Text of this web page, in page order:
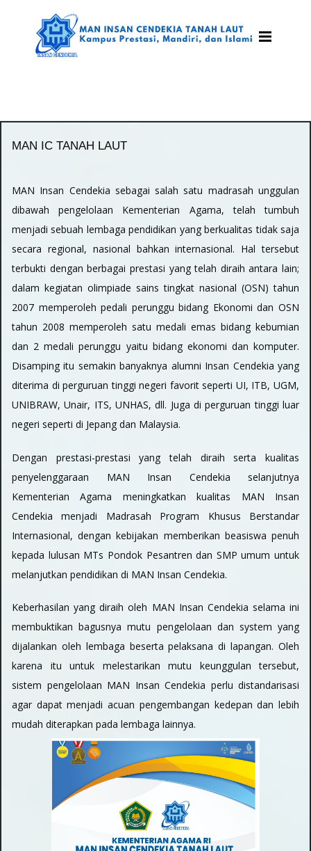
MAN IC TANAH LAUT
MAN Insan Cendekia sebagai salah satu madrasah unggulan
dibawah pengelolaan Kementerian Agama, telah tumbuh
menjadi sebuah lembaga pendidikan yang berkualitas tidak saja
secara regional, nasional bahkan internasional. Hal tersebut
terbukti dengan berbagai prestasi yang telah diraih antara lain;
dalam kegiatan olimpiade sains tingkat nasional (OSN) tahun
2007 memperoleh pedali perunggu bidang Ekonomi dan OSN
tahun 2008 memperoleh satu medali emas bidang kebumian
dan 2 medali perunggu yaitu bidang ekonomi dan komputer.
Disamping itu semakin banyaknya alumni Insan Cendekia yang
diterima di perguruan tinggi negeri favorit seperti UI, ITB, UGM,
UNIBRAW, Unair, ITS, UNHAS, dll. Juga di perguruan tinggi luar
negeri seperti di Jepang dan Malaysia.
Dengan prestasi-prestasi yang telah diraih serta kualitas
penyelenggaraan MAN Insan Cendekia selanjutnya
Kementerian Agama meningkatkan kualitas MAN Insan
Cendekia menjadi Madrasah Program Khusus Berstandar
Internasional, dengan kebijakan memberikan beasiswa penuh
kepada lulusan MTs Pondok Pesantren dan SMP umum untuk
melanjutkan pendidikan di MAN Insan Cendekia.
Keberhasilan yang diraih oleh MAN Insan Cendekia selama ini
membuktikan bagusnya mutu pengelolaan dan system yang
dijalankan oleh lembaga beserta pelaksana di lapangan. Oleh
karena itu untuk melestarikan mutu keunggulan tersebut,
sistem pengelolaan MAN Insan Cendekia perlu distandarisasi
agar dapat menjadi acuan pengembangan kedepan dan lebih
mudah diterapkan pada lembaga lainnya.